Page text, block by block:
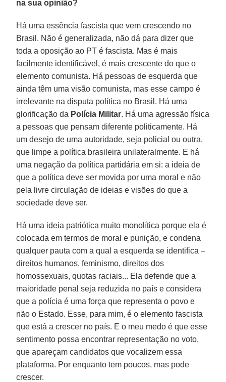
na sua opinião?
Há uma essência fascista que vem crescendo no
Brasil. Não é generalizada, não dá para dizer que
toda a oposição ao PT é fascista. Mas é mais
facilmente identificável, é mais crescente do que o
elemento comunista. Há pessoas de esquerda que
ainda têm uma visão comunista, mas esse campo é
irrelevante na disputa política no Brasil. Há uma
glorificação da Polícia Militar. Há uma agressão física
a pessoas que pensam diferente politicamente. Há
um desejo de uma autoridade, seja policial ou outra,
que limpe a política brasileira unilateralmente. E há
uma negação da política partidária em si: a ideia de
que a política deve ser movida por uma moral e não
pela livre circulação de ideias e visões do que a
sociedade deve ser.
Há uma ideia patriótica muito monolítica porque ela é
colocada em termos de moral e punição, e condena
qualquer pauta com a qual a esquerda se identifica –
direitos humanos, feminismo, direitos dos
homossexuais, quotas raciais... Ela defende que a
maioridade penal seja reduzida no país e considera
que a polícia é uma força que representa o povo e
não o Estado. Esse, para mim, é o elemento fascista
que está a crescer no país. E o meu medo é que esse
sentimento possa encontrar representação no voto,
que apareçam candidatos que vocalizem essa
plataforma. Por enquanto tem poucos, mas pode
crescer.